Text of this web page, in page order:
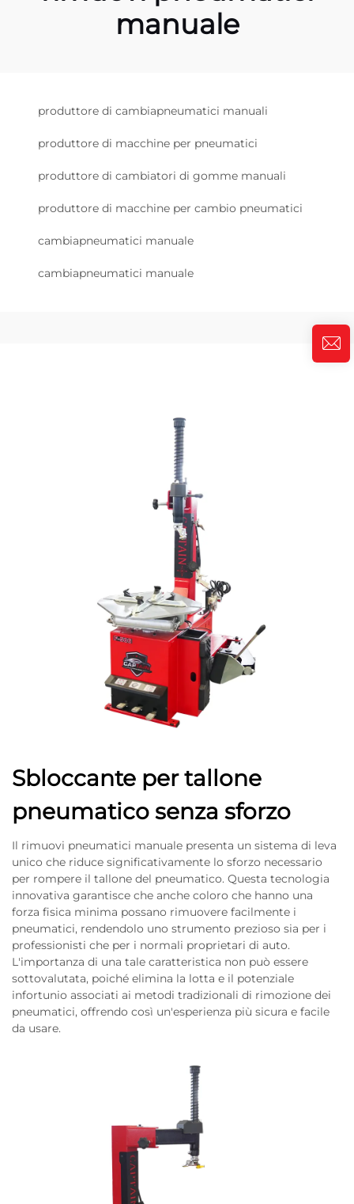
manuale
produttore di cambiapneumatici manuali
produttore di macchine per pneumatici
produttore di cambiatori di gomme manuali
produttore di macchine per cambio pneumatici
cambiapneumatici manuale
cambiapneumatici manuale
Sbloccante per tallone
pneumatico senza sforzo
Il rimuovi pneumatici manuale presenta un sistema di leva
unico che riduce significativamente lo sforzo necessario
per rompere il tallone del pneumatico. Questa tecnologia
innovativa garantisce che anche coloro che hanno una
forza fisica minima possano rimuovere facilmente i
pneumatici, rendendolo uno strumento prezioso sia per i
professionisti che per i normali proprietari di auto.
L'importanza di una tale caratteristica non può essere
sottovalutata, poiché elimina la lotta e il potenziale
infortunio associati ai metodi tradizionali di rimozione dei
pneumatici, offrendo così un'esperienza più sicura e facile
da usare.